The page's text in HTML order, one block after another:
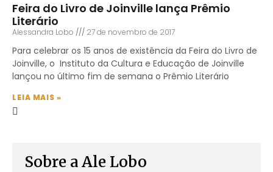
Feira do Livro de Joinville lança Prêmio
Literário
Alessandra Lobo 27 de novembro de 2017
Para celebrar os 15 anos de existência da Feira do Livro de
Joinville, o Instituto da Cultura e Educação de Joinville
lançou no último fim de semana o Prêmio Literário
LEIA MAIS »
Sobre a Ale Lobo